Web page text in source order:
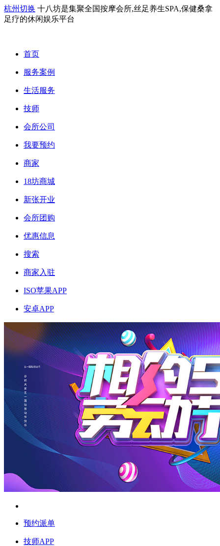
杭州切换 十八坊是集聚全国按摩会所,丝足养生SPA,保健桑拿
足疗的休闲娱乐平台
首页
服务案例
生活服务
技师
会所公司
我要预约
商家
18坊商城
新张开业
会所团购
优惠信息
搜索
商家入驻
ISO苹果APP
安卓APP
预约派单
技师APP